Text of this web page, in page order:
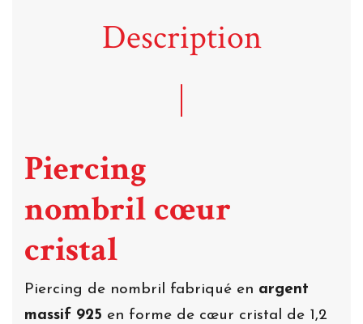
Description
Piercing
nombril cœur
cristal
Piercing de nombril fabriqué en argent
massif 925 en forme de cœur cristal de 1,2